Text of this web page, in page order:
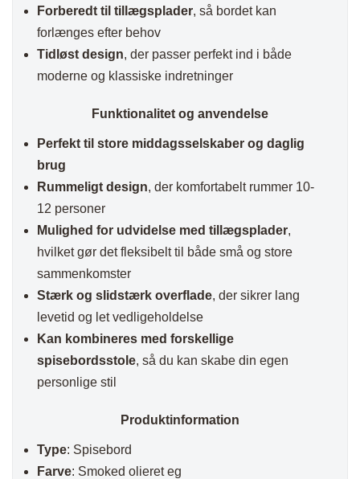
Forberedt til tillægsplader, så bordet kan
forlænges efter behov
Tidløst design, der passer perfekt ind i både
moderne og klassiske indretninger
Funktionalitet og anvendelse
Perfekt til store middagsselskaber og daglig
brug
Rummeligt design, der komfortabelt rummer 10-
12 personer
Mulighed for udvidelse med tillægsplader,
hvilket gør det fleksibelt til både små og store
sammenkomster
Stærk og slidstærk overflade, der sikrer lang
levetid og let vedligeholdelse
Kan kombineres med forskellige
spisebordsstole, så du kan skabe din egen
personlige stil
Produktinformation
Type: Spisebord
Farve: Smoked olieret eg